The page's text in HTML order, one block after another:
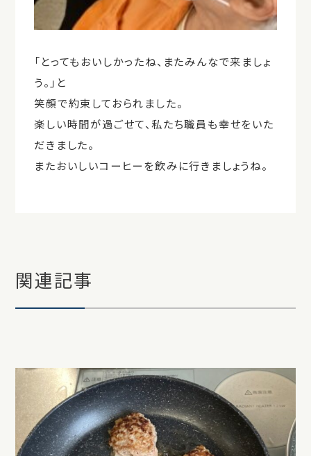
「とってもおいしかったね、またみんなで来ましょ
う。」と
笑顔で約束しておられました。
楽しい時間が過ごせて、私たち職員も幸せをいた
だきました。
またおいしいコーヒーを飲みに行きましょうね。
関連記事